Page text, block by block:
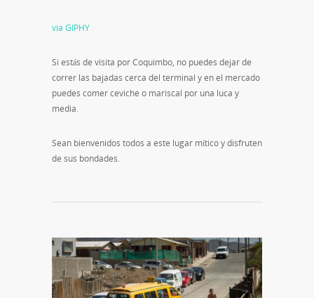
via GIPHY
Si estás de visita por Coquimbo, no puedes dejar de
correr las bajadas cerca del terminal y en el mercado
puedes comer ceviche o mariscal por una luca y
media.
Sean bienvenidos todos a este lugar mítico y disfruten
de sus bondades.